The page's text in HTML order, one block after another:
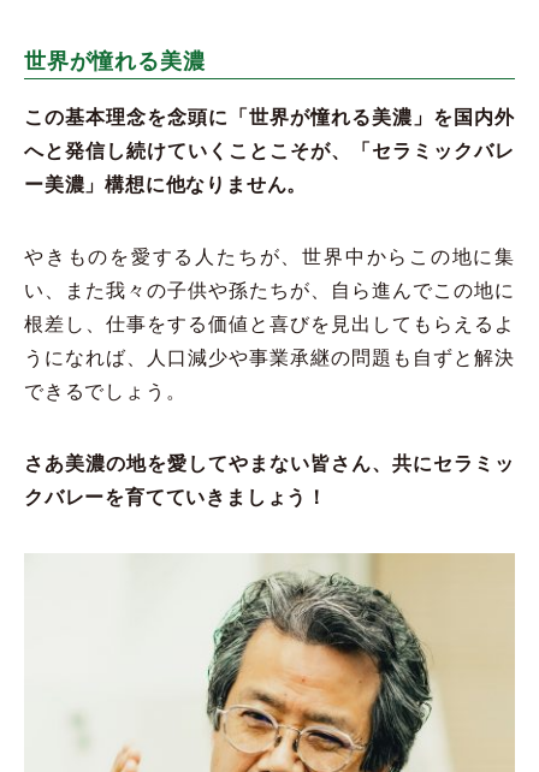
世界が憧れる美濃
この基本理念を念頭に「世界が憧れる美濃」を国内外
へと発信し続けていくことこそが、「セラミックバレ
ー美濃」構想に他なりません。
やきものを愛する人たちが、世界中からこの地に集
い、また我々の子供や孫たちが、自ら進んでこの地に
根差し、仕事をする価値と喜びを見出してもらえるよ
うになれば、人口減少や事業承継の問題も自ずと解決
できるでしょう。
さあ美濃の地を愛してやまない皆さん、共にセラミッ
クバレーを育てていきましょう！